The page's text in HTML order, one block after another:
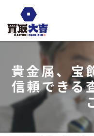
貴金属、宝
信頼できる